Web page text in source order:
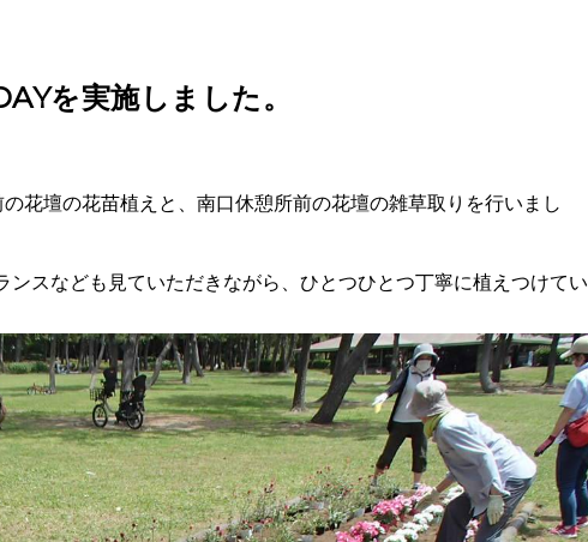
を実施しました。
花壇の花苗植えと、南口休憩所前の花壇の雑草取りを行いまし
スなども見ていただきながら、ひとつひとつ丁寧に植えつけてい